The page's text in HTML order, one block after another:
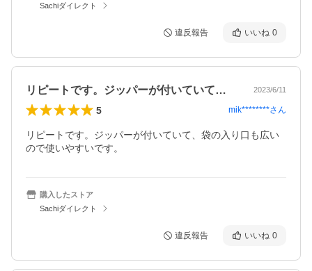
Sachiダイレクト
違反報告 いいね 0
リピートです。ジッパーが付いていて、袋… 2023/6/11
5 mik********さん
リピートです。ジッパーが付いていて、袋の入り口も広い
ので使いやすいです。
購入したストア
Sachiダイレクト
違反報告 いいね 0